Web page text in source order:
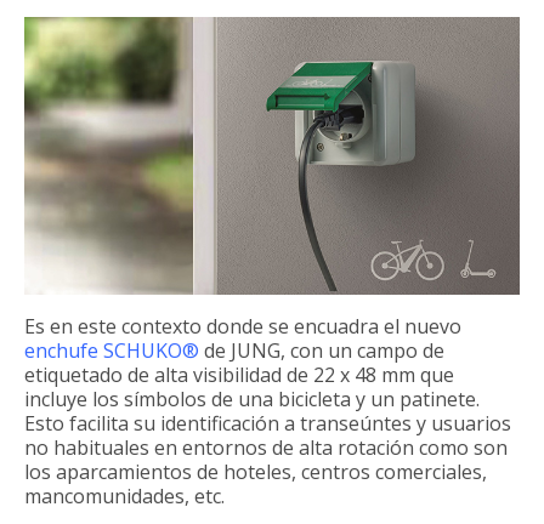
Es en este contexto donde se encuadra el nuevo
enchufe SCHUKO® de JUNG, con un campo de
etiquetado de alta visibilidad de 22 x 48 mm que
incluye los símbolos de una bicicleta y un patinete.
Esto facilita su identificación a transeúntes y usuarios
no habituales en entornos de alta rotación como son
los aparcamientos de hoteles, centros comerciales,
mancomunidades, etc.